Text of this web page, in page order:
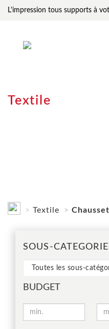
L'impression tous supports à
Textile
Textile
SOUS-
BUDGET